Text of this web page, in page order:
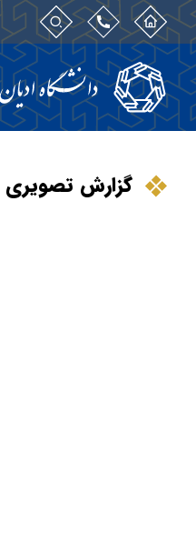
گزارش تصویری